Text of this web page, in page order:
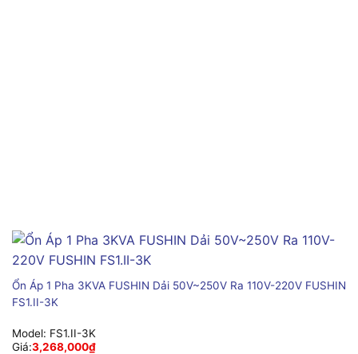
Ổn Áp 1 Pha 3KVA FUSHIN Dải 50V~250V Ra 110V-220V FUSHIN
FS1.II-3K
Model: FS1.II-3K
Giá:3,268,000₫